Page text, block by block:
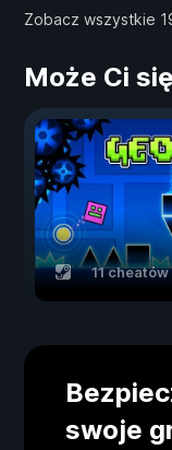
Zobacz wszystkie
Może Ci
11 cheatów
swoje